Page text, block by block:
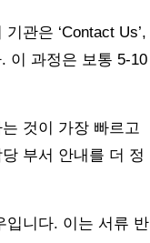
관은 ‘Contact Us’,
이 과정은 보통 5-10
것이 가장 빠르고
부서 안내를 더 정
입니다. 이는 서류 반